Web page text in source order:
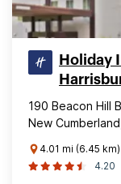
Holiday
190 Beacon Hill
New
4.01 mi (6.45
4.20